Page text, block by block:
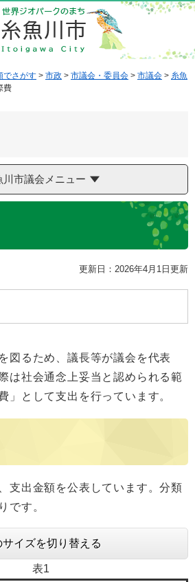
でさがす > 市政 > 市議会・委員会 > 市議会 > 糸魚
費
川市議会メニュー
更新日：2026年4月1日更新
図るため、議長等が議会を代表
は社会通念上妥当と認められる範
」として支出を行っています。
支出金額を公表しています。分類
です。
サイズを切り替える
表1